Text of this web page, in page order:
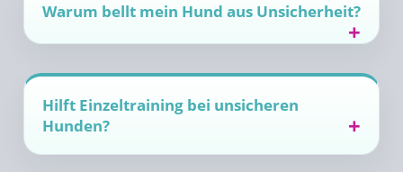
Warum bellt mein Hund aus Unsicherheit?
Hilft Einzeltraining bei unsicheren
Hunden?